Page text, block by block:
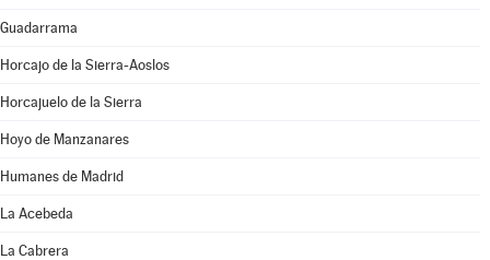
Guadarrama
Horcajo de la Sierra-Aoslos
Horcajuelo de la Sierra
Hoyo de Manzanares
Humanes de Madrid
La Acebeda
La Cabrera